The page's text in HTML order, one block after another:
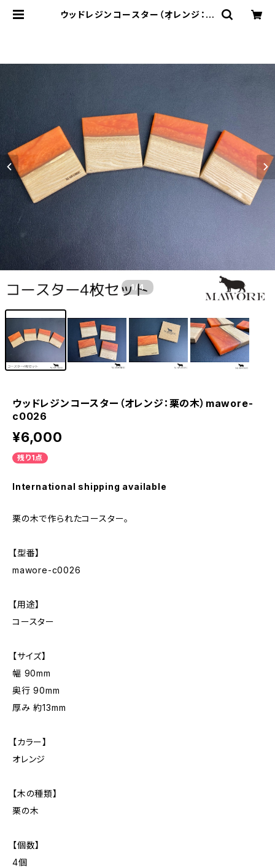
ウッドレジンコースター（オレンジ：栗
1 /4
ウッドレジンコースター（オレンジ：栗の木）mawore-
c0026
¥6,000
残り1点
International shipping available
栗の木で作られたコースター。
【型番】
mawore-c0026
【用途】
コースター
【サイズ】
幅 90mm
奥行 90mm
厚み 約13mm
【カラー】
オレンジ
【木の種類】
栗の木
【個数】
4個